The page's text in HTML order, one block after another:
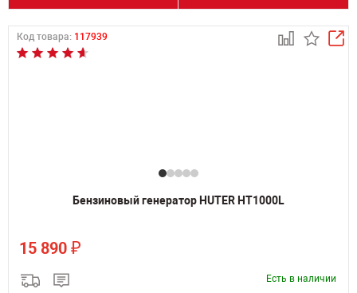
Код товара: 117939
Бензиновый генератор HUTER HT1000L
15 890 ₽
Есть в наличии